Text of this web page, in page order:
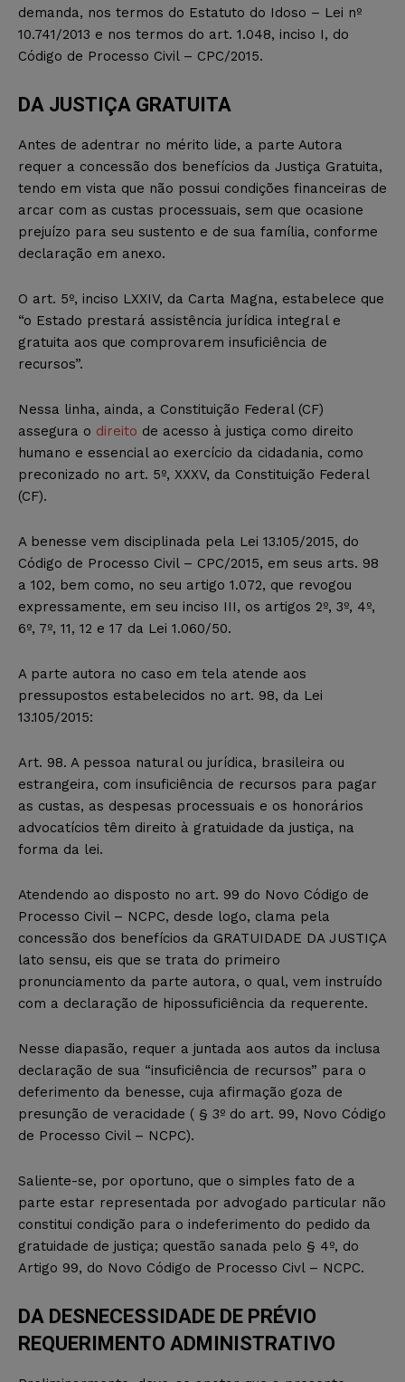
demanda, nos termos do Estatuto do Idoso – Lei nº
10.741/2013 e nos termos do art. 1.048, inciso I, do
Código de Processo Civil – CPC/2015.
DA JUSTIÇA GRATUITA
Antes de adentrar no mérito lide, a parte Autora
requer a concessão dos benefícios da Justiça Gratuita,
tendo em vista que não possui condições financeiras de
arcar com as custas processuais, sem que ocasione
prejuízo para seu sustento e de sua família, conforme
declaração em anexo.
O art. 5º, inciso LXXIV, da Carta Magna, estabelece que
“o Estado prestará assistência jurídica integral e
gratuita aos que comprovarem insuficiência de
recursos”.
Nessa linha, ainda, a Constituição Federal (CF)
assegura o direito de acesso à justiça como direito
humano e essencial ao exercício da cidadania, como
preconizado no art. 5º, XXXV, da Constituição Federal
(CF).
A benesse vem disciplinada pela Lei 13.105/2015, do
Código de Processo Civil – CPC/2015, em seus arts. 98
a 102, bem como, no seu artigo 1.072, que revogou
expressamente, em seu inciso III, os artigos 2º, 3º, 4º,
6º, 7º, 11, 12 e 17 da Lei 1.060/50.
A parte autora no caso em tela atende aos
pressupostos estabelecidos no art. 98, da Lei
13.105/2015:
Art. 98. A pessoa natural ou jurídica, brasileira ou
estrangeira, com insuficiência de recursos para pagar
as custas, as despesas processuais e os honorários
advocatícios têm direito à gratuidade da justiça, na
forma da lei.
Atendendo ao disposto no art. 99 do Novo Código de
Processo Civil – NCPC, desde logo, clama pela
concessão dos benefícios da GRATUIDADE DA JUSTIÇA
lato sensu, eis que se trata do primeiro
pronunciamento da parte autora, o qual, vem instruído
com a declaração de hipossuficiência da requerente.
Nesse diapasão, requer a juntada aos autos da inclusa
declaração de sua “insuficiência de recursos” para o
deferimento da benesse, cuja afirmação goza de
presunção de veracidade ( § 3º do art. 99, Novo Código
de Processo Civil – NCPC).
Saliente-se, por oportuno, que o simples fato de a
parte estar representada por advogado particular não
constitui condição para o indeferimento do pedido da
gratuidade de justiça; questão sanada pelo § 4º, do
Artigo 99, do Novo Código de Processo Civl – NCPC.
DA DESNECESSIDADE DE PRÉVIO
REQUERIMENTO ADMINISTRATIVO